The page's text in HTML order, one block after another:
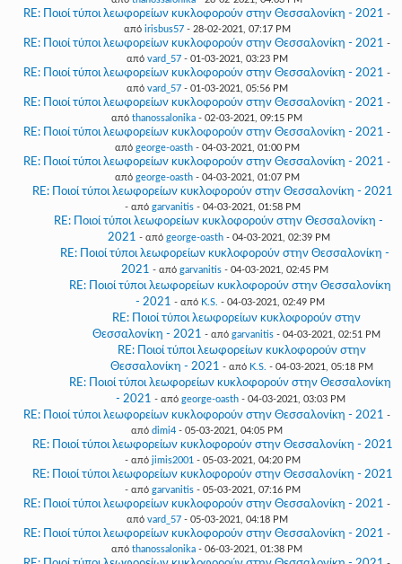
RE: Ποιοί τύποι λεωφορείων κυκλοφορούν στην Θεσσαλονίκη - 2021 -
από irisbus57- 28-02-2021, 07:17 PM
RE: Ποιοί τύποι λεωφορείων κυκλοφορούν στην Θεσσαλονίκη - 2021 -
από vard_57- 01-03-2021, 03:23 PM
RE: Ποιοί τύποι λεωφορείων κυκλοφορούν στην Θεσσαλονίκη - 2021 -
από vard_57- 01-03-2021, 05:56 PM
RE: Ποιοί τύποι λεωφορείων κυκλοφορούν στην Θεσσαλονίκη - 2021 -
από thanossalonika - 02-03-2021, 09:15 PM
RE: Ποιοί τύποι λεωφορείων κυκλοφορούν στην Θεσσαλονίκη - 2021 -
από george-oasth- 04-03-2021, 01:00 PM
RE: Ποιοί τύποι λεωφορείων κυκλοφορούν στην Θεσσαλονίκη - 2021 -
από george-oasth- 04-03-2021, 01:07 PM
RE: Ποιοί τύποι λεωφορείων κυκλοφορούν στην Θεσσαλονίκη - 2021
- από garvanitis - 04-03-2021, 01:58 PM
RE: Ποιοί τύποι λεωφορείων κυκλοφορούν στην Θεσσαλονίκη -
2021 - από george-oasth- 04-03-2021, 02:39 PM
RE: Ποιοί τύποι λεωφορείων κυκλοφορούν στην Θεσσαλονίκη -
2021 - από garvanitis- 04-03-2021, 02:45 PM
RE: Ποιοί τύποι λεωφορείων κυκλοφορούν στην Θεσσαλονίκη
- 2021 - από K.S. - 04-03-2021, 02:49 PM
RE: Ποιοί τύποι λεωφορείων κυκλοφορούν στην
Θεσσαλονίκη - 2021 - από garvanitis- 04-03-2021, 02:51 PM
RE: Ποιοί τύποι λεωφορείων κυκλοφορούν στην
Θεσσαλονίκη - 2021 - από K.S. - 04-03-2021, 05:18 PM
RE: Ποιοί τύποι λεωφορείων κυκλοφορούν στην Θεσσαλονίκη
- 2021 - από george-oasth- 04-03-2021, 03:03 PM
RE: Ποιοί τύποι λεωφορείων κυκλοφορούν στην Θεσσαλονίκη - 2021 -
από dimi4 - 05-03-2021, 04:05 PM
RE: Ποιοί τύποι λεωφορείων κυκλοφορούν στην Θεσσαλονίκη - 2021
- από jimis2001 - 05-03-2021, 04:20 PM
RE: Ποιοί τύποι λεωφορείων κυκλοφορούν στην Θεσσαλονίκη - 2021
- από garvanitis - 05-03-2021, 07:16 PM
RE: Ποιοί τύποι λεωφορείων κυκλοφορούν στην Θεσσαλονίκη - 2021 -
από vard_57- 05-03-2021, 04:18 PM
RE: Ποιοί τύποι λεωφορείων κυκλοφορούν στην Θεσσαλονίκη - 2021 -
από thanossalonika - 06-03-2021, 01:38 PM